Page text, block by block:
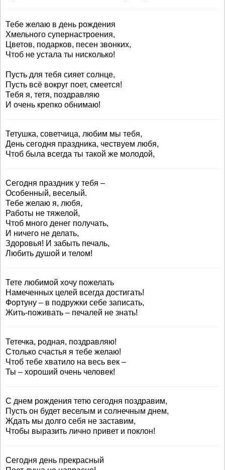
Тебе желаю в день рождения
Хмельного супернастроения,
Цветов, подарков, песен звонких,
Чтоб не устала ты нисколько!
Пусть для тебя сияет солнце,
Пусть всё вокруг поет, смеется!
Тебя я, тетя, поздравляю
И очень крепко обнимаю!
Тетушка, советчица, любим мы тебя,
День сегодня праздника, чествуем любя,
Чтоб была всегда ты такой же молодой,
Сегодня праздник у тебя –
Особенный, веселый.
Тебе желаю я, любя,
Работы не тяжелой,
Чтоб много денег получать,
И ничего не делать,
Здоровья! И забыть печаль,
Любить душой и телом!
Тете любимой хочу пожелать
Намеченных целей всегда достигать!
Фортуну – в подружки себе записать,
Жить-поживать – печалей не знать!
Тетечка, родная, поздравляю!
Столько счастья я тебе желаю!
Чтоб тебе хватило на весь век –
Ты – хороший очень человек!
С днем рождения тетю сегодня поздравим,
Пусть он будет веселым и солнечным днем,
Ждать мы долго себя не заставим,
Чтобы выразить лично привет и поклон!
Сегодня день прекрасный